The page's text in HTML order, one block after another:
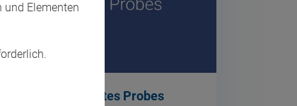
und Elementen
Series: Kubernetes Probes